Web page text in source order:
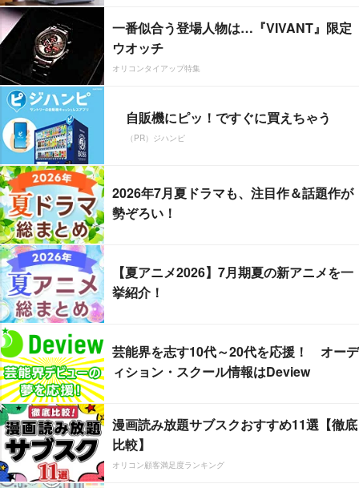
一番似合う登場人物は…『VIVANT』限定
ウオッチ
オリコンタイアップ特集
自販機にピッ！ですぐに買えちゃう
（PR）ジハンピ
2026年7月夏ドラマも、注目作＆話題作が
勢ぞろい！
【夏アニメ2026】7月期夏の新アニメを一
挙紹介！
芸能界を志す10代～20代を応援！ オーデ
ィション・スクール情報はDeview
漫画読み放題サブスクおすすめ11選【徹底
比較】
オリコン顧客満足度ランキング